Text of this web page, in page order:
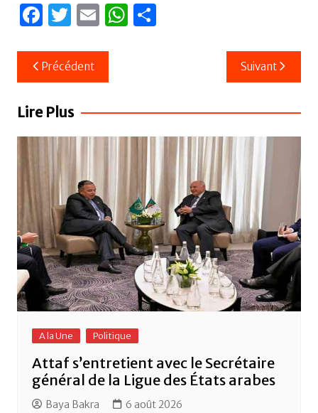
F
c
e
b
o
k
T
itt
er
E
ail
W
A
P
er
Navigation
de
l’article
Précédent Suivant
Lire Plus
A la Une Politique
Attaf s’entretient avec le Secrétaire
général de la Ligue des États arabes
Baya Bakra 6 août 2026